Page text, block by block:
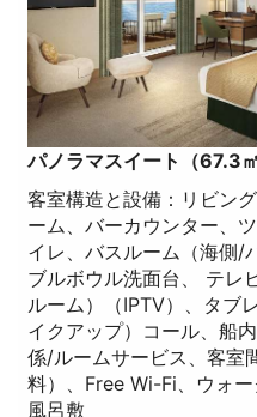
パノラマスイート（67.3
客室構造と設備：リビン
ーム、バーカウンター、
イレ、バスルーム（海側/
ブルボウル洗面台、 テレ
ルーム）（IPTV）、タブ
イクアップ）コール、船
係/ルームサービス、客室
料）、Free Wi-Fi、ウォー
風呂敷